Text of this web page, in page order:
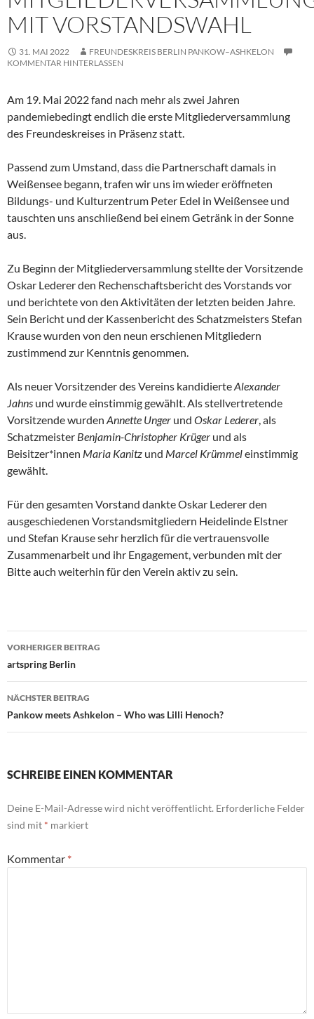
MIT VORSTANDSWAHL
31. MAI 2022
FREUNDESKREIS BERLIN PANKOW–ASHKELON
KOMMENTAR HINTERLASSEN
Am 19. Mai 2022 fand nach mehr als zwei Jahren
pandemiebedingt endlich die erste Mitgliederversammlung
des Freundeskreises in Präsenz statt.
Passend zum Umstand, dass die Partnerschaft damals in
Weißensee begann, trafen wir uns im wieder eröffneten
Bildungs- und Kulturzentrum Peter Edel in Weißensee und
tauschten uns anschließend bei einem Getränk in der Sonne
aus.
Zu Beginn der Mitgliederversammlung stellte der Vorsitzende
Oskar Lederer den Rechenschaftsbericht des Vorstands vor
und berichtete von den Aktivitäten der letzten beiden Jahre.
Sein Bericht und der Kassenbericht des Schatzmeisters Stefan
Krause wurden von den neun erschienen Mitgliedern
zustimmend zur Kenntnis genommen.
Als neuer Vorsitzender des Vereins kandidierteAlexander
Jahns und wurde einstimmig gewählt. Als stellvertretende
Vorsitzende wurden Annette Unger und Oskar Lederer, als
Schatzmeister Benjamin-Christopher Krüger und als
Beisitzer*innen Maria Kanitz und Marcel Krümmeleinstimmig
gewählt.
Für den gesamten Vorstand dankte Oskar Lederer den
ausgeschiedenen Vorstandsmitgliedern Heidelinde Elstner
und Stefan Krause sehr herzlich für die vertrauensvolle
Zusammenarbeit und ihr Engagement, verbunden mit der
Bitte auch weiterhin für den Verein aktiv zu sein.
Beitragsnavigation
VORHERIGER BEITRAG
artspring Berlin
NÄCHSTER BEITRAG
Pankow meets Ashkelon – Who was Lilli Henoch?
SCHREIBE EINEN KOMMENTAR
Deine E-Mail-Adresse wird nicht veröffentlicht. Erforderliche Felder
sind mit * markiert
Kommentar *